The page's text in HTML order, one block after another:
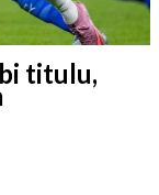
titulu,